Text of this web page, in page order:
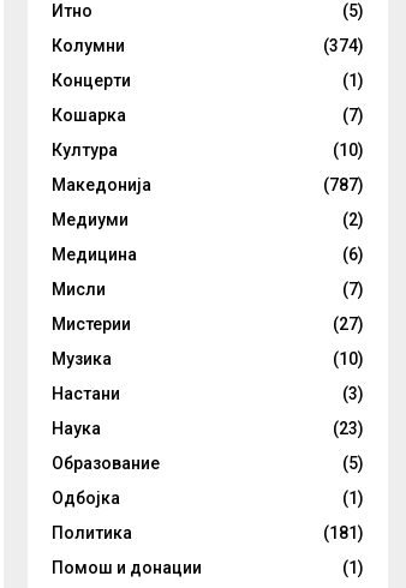
Итно
(5)
Колумни
(374)
Концерти
(1)
Кошарка
(7)
Култура
(10)
Македонија
(787)
Медиуми
(2)
Медицина
(6)
Мисли
(7)
Мистерии
(27)
Музика
(10)
Настани
(3)
Наука
(23)
Образование
(5)
Одбојка
(1)
Политика
(181)
Помош и донации
(1)